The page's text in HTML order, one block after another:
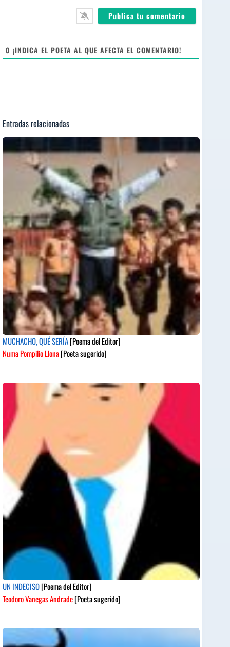
0 ¡INDICA EL POETA AL QUE AFECTA EL COMENTARIO!
Entradas relacionadas
MUCHACHO, QUÉ SERÍA[Poema del Editor]
Numa Pompilio Llona[Poeta sugerido]
UN INDECISO[Poema del Editor]
Teodoro Vanegas Andrade[Poeta sugerido]